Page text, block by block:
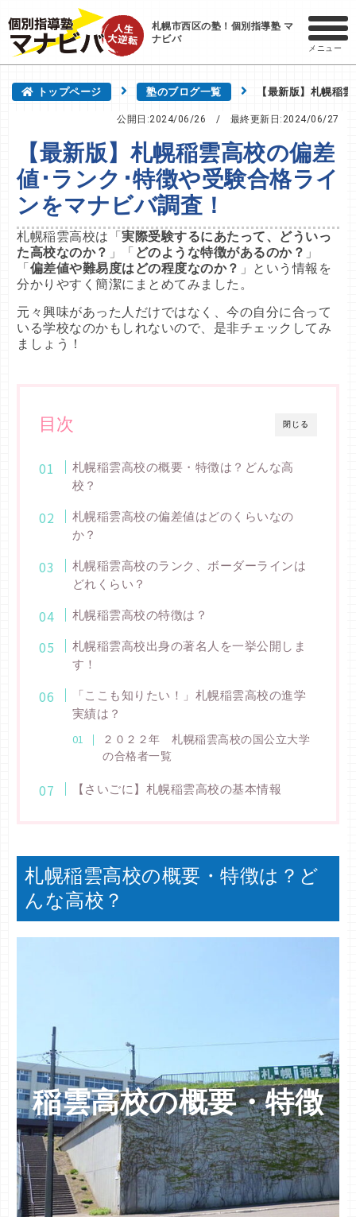
札幌市西区の塾！個別指導塾 マ
ナビバ
メニュー
トップページ 塾のブログ一覧 【最新版】札幌稲
公開日:2024/06/26 / 最終更新日:2024/06/27
【最新版】札幌稲雲高校の偏差
値･ランク･特徴や受験合格ライ
ンをマナビバ調査！
札幌稲雲高校は「実際受験するにあたって、どういっ
た高校なのか？ 」「 どのような特徴があるのか？ 」
「偏差値や難易度はどの程度なのか？ 」という情報を
分かりやすく簡潔にまとめてみました。
元々興味があった人だけではなく、今の自分に合って
いる学校なのかもしれないので、是非チェックしてみ
ましょう！
閉じる
目次
札幌稲雲高校の概要・特徴は？どんな高
校？
札幌稲雲高校の偏差値はどのくらいなの
か？
札幌稲雲高校のランク、ボーダーラインは
どれくらい？
札幌稲雲高校の特徴は？
札幌稲雲高校出身の著名人を一挙公開しま
す！
「ここも知りたい！」札幌稲雲高校の進学
実績は？
２０２２年 札幌稲雲高校の国公立大学
の合格者一覧
【さいごに】札幌稲雲高校の基本情報
札幌稲雲高校の概要・特徴は？ど
んな高校？
稲雲高校の概要・特徴